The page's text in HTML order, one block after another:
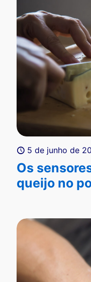
5 de junho de
Os
queijo no